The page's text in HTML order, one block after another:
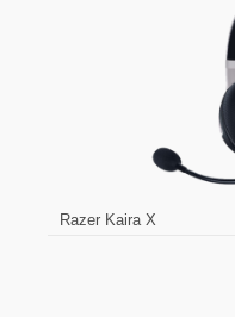
Razer Kaira X